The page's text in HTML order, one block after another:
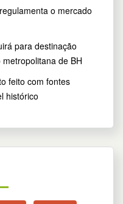
o mercado
para destinação
de BH
feito com fontes
histórico